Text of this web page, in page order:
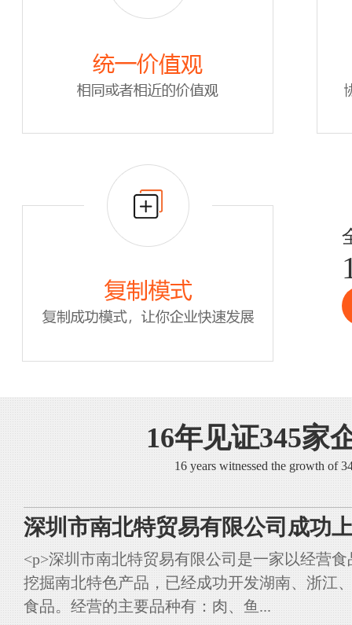
16年见证345家
16 years witnessed the growth of
深圳市南北特贸易有限公司成功
<p>深圳市南北特贸易有限公司是一家以经营
挖掘南北特色产品，已经成功开发湖南、浙江
食品。经营的主要品种有：肉、鱼...